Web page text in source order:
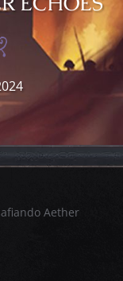
Aether